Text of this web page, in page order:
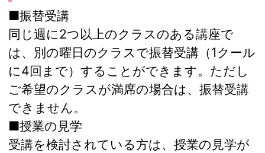
■振替受講
同じ週に2つ以上のクラスのある講座で
は、別の曜日のクラスで振替受講（1クール
に4回まで）することができます。ただし
ご希望のクラスが満席の場合は、振替受講
できません。
■授業の見学
受講を検討されている方は、授業の見学が